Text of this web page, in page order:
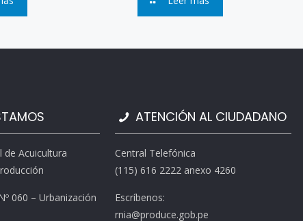
de Acuicultura
060 – Urbanización
ATENCIÓN AL CIUDADANO
Central Telefónica
(115) 616 2222 anexo 4260
Escríbenos:
rnia@produce.gob.pe